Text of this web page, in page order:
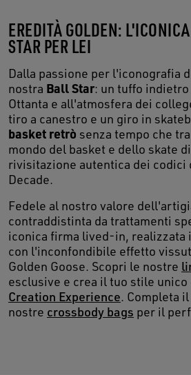
EREDITÀ GOLDEN:
STAR PER LEI
Dalla passione per l'iconografia
nostra Ball Star: un tuffo
Ottanta e all'atmosfera dei
tiro a canestro e un giro in
basket retrò senza tempo che
mondo del basket e dello skate
rivisitazione autentica dei codici
Decade.
Fedele al nostro valore
contraddistinta da trattamenti
iconica firma lived-in, realizzata
con l'inconfondibile effetto
Golden Goose. Scopri le nostre
esclusive e crea il tuo stile unico
Creation Experience. Completa
nostre crossbody bags per il